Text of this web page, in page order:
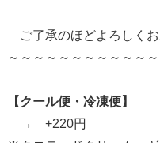
ご了承のほどよろしくお
～～～～～～～～～～～
【クール便・冷凍便】
→ +220円